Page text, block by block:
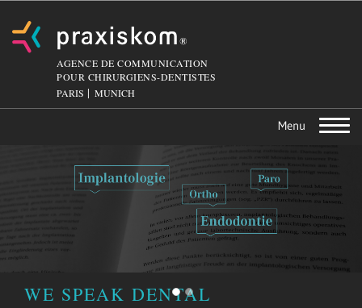
AGENCE DE COMMUNICATION
POUR CHIRURGIENS-DENTISTES
PARIS
MUNICH
WE SPEAK DENTAL